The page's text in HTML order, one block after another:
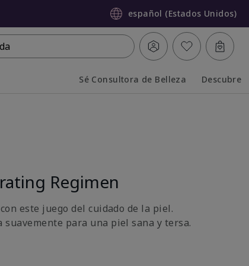
español (Estados Unidos)
Sé Consultora de Belleza Descubre
Regimen
este juego del cuidado de la piel.
para una piel sana y tersa.